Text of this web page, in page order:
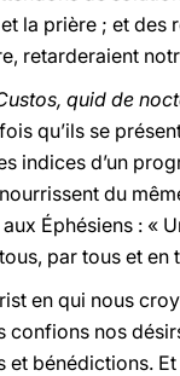
la prière ; et
retarderaient
quid de
qu’ils se
indices d’un
du
Éphésiens : «
par tous et en
en qui nous
confions nos
et bénédictions.